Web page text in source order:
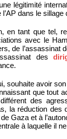
légitimité
l’AP dans le sillage
en tant que tel,
avec le
de l’assassinat
des
souhaite avoir
que tout
des
la réduction des
Gaza et à
à laquelle il